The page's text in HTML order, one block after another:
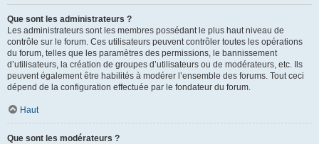
Que sont les administrateurs ?
Les administrateurs sont les membres possédant le plus haut niveau de
contrôle sur le forum. Ces utilisateurs peuvent contrôler toutes les opérations
du forum, telles que les paramètres des permissions, le bannissement
d’utilisateurs, la création de groupes d’utilisateurs ou de modérateurs, etc. Ils
peuvent également être habilités à modérer l’ensemble des forums. Tout ceci
dépend de la configuration effectuée par le fondateur du forum.
Haut
Que sont les modérateurs ?